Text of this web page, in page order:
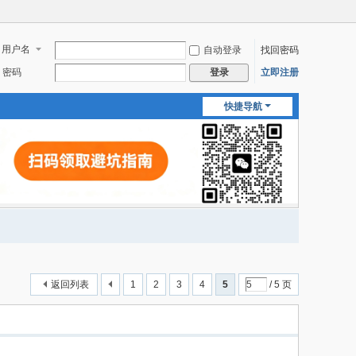
用户名 自动登录
找回密码
密码
登录 立即注册
快捷导航
1 2 3 4 5 / 5 页
返回列表